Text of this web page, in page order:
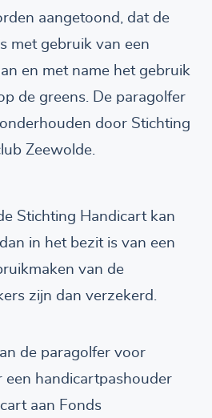
aangetoond, dat de
met gebruik van een
en met name het gebruik
de greens. De paragolfer
door Stichting
Zeewolde.
Stichting Handicart kan
in het bezit is van een
van de
zijn dan verzekerd.
de paragolfer voor
een handicartpashouder
aan Fonds